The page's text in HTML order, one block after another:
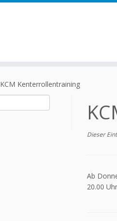
KCM Kenterrollentraining
Dieser
Ab
20.00